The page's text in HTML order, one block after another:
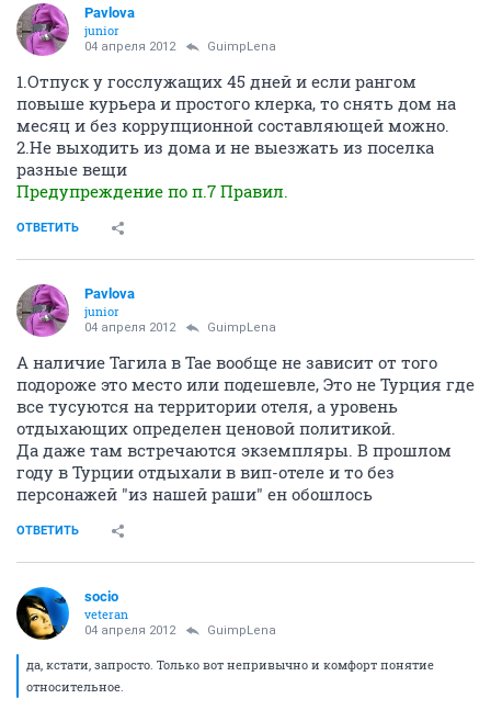
Pavlova
junior
04 апреля 2012 GuimpLena
1.Отпуск у госслужащих 45 дней и если рангом
повыше курьера и простого клерка, то снять дом на
месяц и без коррупционной составляющей можно.
2.Не выходить из дома и не выезжать из поселка
разные вещи
Предупреждение по п.7 Правил.
ОТВЕТИТЬ
Pavlova
junior
04 апреля 2012 GuimpLena
А наличие Тагила в Тае вообще не зависит от того
подороже это место или подешевле, Это не Турция где
все тусуются на территории отеля, а уровень
отдыхающих определен ценовой политикой.
Да даже там встречаются экземпляры. В прошлом
году в Турции отдыхали в вип-отеле и то без
персонажей "из нашей раши" ен обошлось
ОТВЕТИТЬ
socio
veteran
04 апреля 2012 GuimpLena
да, кстати, запросто. Только вот непривычно и комфорт понятие
относительное.